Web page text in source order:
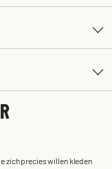
zich precies willen kleden